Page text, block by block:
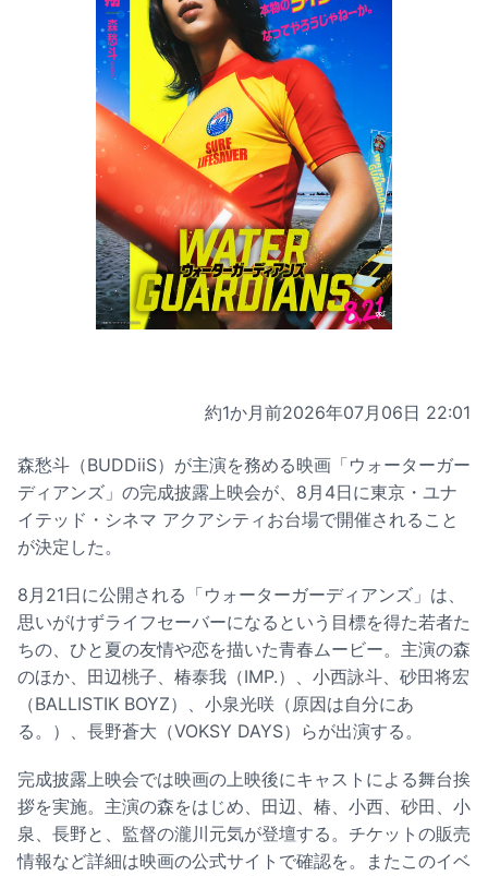
約1か月前2026年07月06日 22:01
森愁斗（BUDDiiS）が主演を務める映画「ウォーターガー
ディアンズ」の完成披露上映会が、8月4日に東京・ユナ
イテッド・シネマ アクアシティお台場で開催されること
が決定した。
8月21日に公開される「ウォーターガーディアンズ」は、
思いがけずライフセーバーになるという目標を得た若者た
ちの、ひと夏の友情や恋を描いた青春ムービー。主演の森
のほか、田辺桃子、椿泰我（IMP.）、小西詠斗、砂田将宏
（BALLISTIK BOYZ）、小泉光咲（原因は自分にあ
る。）、長野蒼大（VOKSY DAYS）らが出演する。
完成披露上映会では映画の上映後にキャストによる舞台挨
拶を実施。主演の森をはじめ、田辺、椿、小西、砂田、小
泉、長野と、監督の瀧川元気が登壇する。チケットの販売
情報など詳細は映画の公式サイトで確認を。またこのイベ